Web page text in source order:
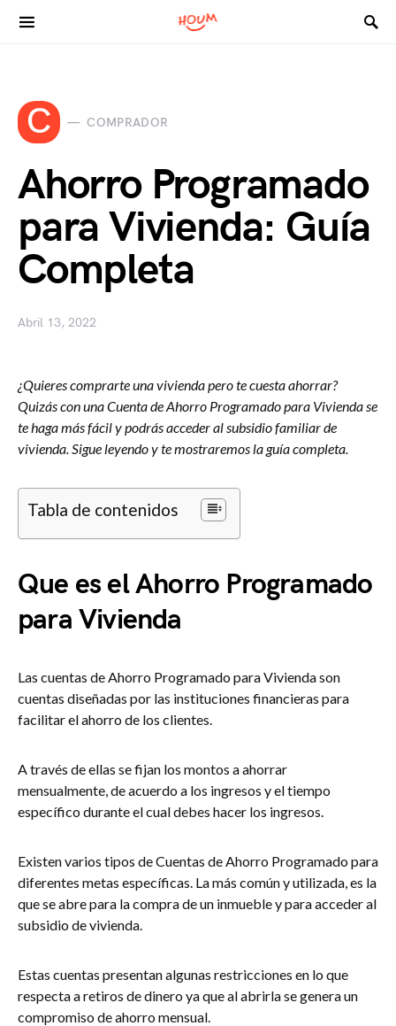
Search for:
C COMPRADOR
Ahorro Programado
para Vivienda: Guía
Completa
Abril 13, 2022
¿Quieres comprarte una vivienda pero te cuesta ahorrar?
Quizás con una Cuenta de Ahorro Programado para Vivienda se
te haga más fácil y podrás acceder al subsidio familiar de
vivienda. Sigue leyendo y te mostraremos la guía completa.
Tabla de contenidos
Que es el Ahorro Programado
para Vivienda
Las cuentas de Ahorro Programado para Vivienda son
cuentas diseñadas por las instituciones financieras para
facilitar el ahorro de los clientes.
A través de ellas se fijan los montos a ahorrar
mensualmente, de acuerdo a los ingresos y el tiempo
específico durante el cual debes hacer los ingresos.
Existen varios tipos de Cuentas de Ahorro Programado para
diferentes metas específicas. La más común y utilizada, es la
que se abre para la compra de un inmueble y para acceder al
subsidio de vivienda.
Estas cuentas presentan algunas restricciones en lo que
respecta a retiros de dinero ya que al abrirla se genera un
compromiso de ahorro mensual.